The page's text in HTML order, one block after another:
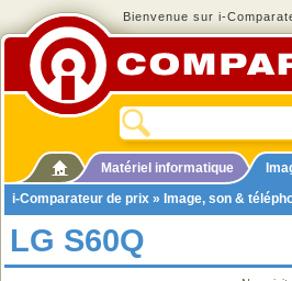
Bienvenue sur i-
Matériel informatique
i-Comparateur de prix » Image, son &
LG S60Q